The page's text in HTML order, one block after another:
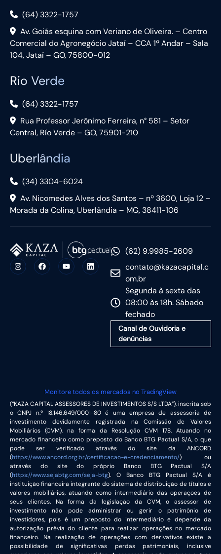
(64) 3322-1757
Av. Goiás esquina com Veriano de Oliveira. – Centro
Comercial do Agronegócio Jataí – CCA 1º Andar – Sala
104, Jataí – GO, 75800-012
Rio Verde
(64) 3322-1757
Rua Professor Jerônimo Ferreira, n° 581 – Setor
Central, Río Verde – GO, 75901-210
Uberlândia
(34) 3304-6024
Av. Nicomedes Alves dos Santos – nº 3600, Loja 12 –
Morada da Colina, Uberlândia – MG, 38411-106
(62) 9.9985-2609
contato@kazacapital.c
om.br
Segunda à sexta das
08:00 às 18h. Sábado
fechado
Canal de Ouvidoria e
denúncias
Monitore todos os mercados no TradingView
(“KAZA CAPITAL ASSESSORES DE INVESTIMENTOS S/S LTDA”), inscrita sob
o CNPJ n.º 18.146.649/0001-80 é uma empresa de assessoria de
investimento devidamente registrada na Comissão de Valores
Mobiliários (CVM), na forma da Resolução CVM 178. Atuando no
mercado financeiro como preposto do Banco BTG Pactual S/A, o que
pode ser verificado através do site da ANCORD
(https://www.ancord.org.br/certificacao-e-credenciamento/) ou
através do site do próprio Banco BTG Pactual S/A
(https://www.sejabtg.com/seja-btg). O Banco BTG Pactual S/A é
instituição financeira integrante do sistema de distribuição de títulos e
valores mobiliários, atuando como intermediário das operações de
seus clientes. Na forma da legislação da CVM, o assessor de
investimento não pode administrar ou gerir o patrimônio de
investidores, pois é um preposto do intermediário e depende da
autorização prévia do cliente para realizar operações no mercado
financeiro. Na realização de operações com derivativos existe a
possibilidade de significativas perdas patrimoniais, inclusive